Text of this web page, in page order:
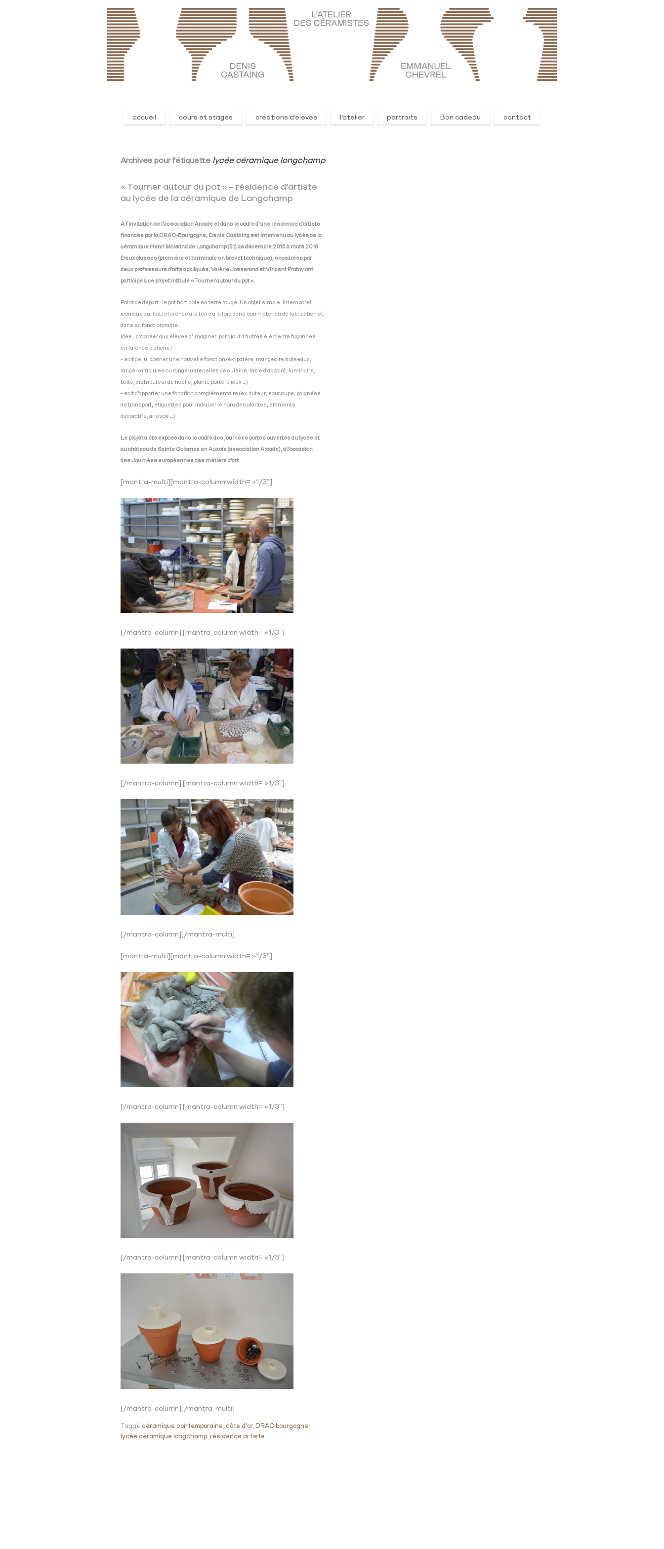
accueil cours et stages créations d’élèves l’atelier portraits Bon cadeau contact
Archives pour l'étiquette lycée céramique longchamp
« Tourner autour du pot » – résidence d’artiste
au lycée de la céramique de Longchamp
A l’invitation de l’association Arcade et dans le cadre d’une résidence d’artiste
financée par la DRAC-Bourgogne, Denis Castaing est intervenu au lycée de la
céramique Henri Moisand de Longchamp (21) de décembre 2015 à mars 2016.
Deux classes (première et terminale en brevet technique), encadrées par
deux professeurs d’arts appliqués, Valérie Josserand et Vincent Protoy ont
participé à ce projet intitulé « Tourner autour du pot ».
Point de départ : le pot horticole en terre rouge. Un objet simple, intemporel,
iconique qui fait référence à la terre à la fois dans son matériau de fabrication et
dans sa fonctionnalité.
Idée : proposer aux élèves d’imaginer, par ajout d’autres éléments façonnés
en faïence blanche :
– soit de lui donner une nouvelle fonction (ex. patère, mangeoire à oiseaux,
range-parapluies ou range-ustensiles de cuisine, table d’appoint, luminaire,
boite, distributeur de ficelle, plante porte-bijoux …)
– soit d’apporter une fonction complémentaire (ex. tuteur, soucoupe, poignées
de transport, étiquettes pour indiquer le nom des plantes, éléments
décoratifs, arrosoir …)
Le projet a été exposé dans le cadre des journées portes ouvertes du lycée et
au château de Sainte Colombe en Auxois (association Arcade), à l’occasion
des Journées européennes des métiers d’art.
[mantra-multi][mantra-column width= »1/3″]
[/mantra-column] [mantra-column width= »1/3″]
[/mantra-column] [mantra-column width= »1/3″]
[/mantra-column][/mantra-multi]
[mantra-multi][mantra-column width= »1/3″]
[/mantra-column] [mantra-column width= »1/3″]
[/mantra-column] [mantra-column width= »1/3″]
[/mantra-column][/mantra-multi]
Taggé céramique contemporaine, côte d'or, DRAC bourgogne,
lycée céramique longchamp, résidence artiste